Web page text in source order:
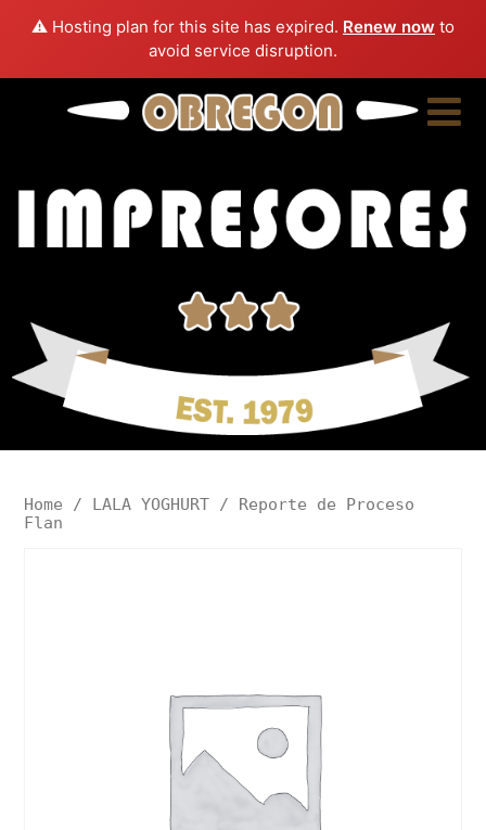
⚠️ Hosting plan for this site has expired. Renew now to
avoid service disruption.
Home / LALA YOGHURT/ Reporte de Proceso
Flan